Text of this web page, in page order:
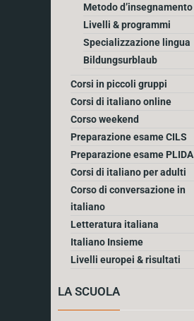
Metodo d’insegnamento
Livelli & programmi
Specializzazione lingua
Bildungsurblaub
Corsi in piccoli gruppi
Corsi di italiano online
Corso weekend
Preparazione esame CILS
Preparazione esame PLIDA
Corsi di italiano per adulti
Corso di conversazione in
italiano
Letteratura italiana
Italiano Insieme
Livelli europei & risultati
LA SCUOLA